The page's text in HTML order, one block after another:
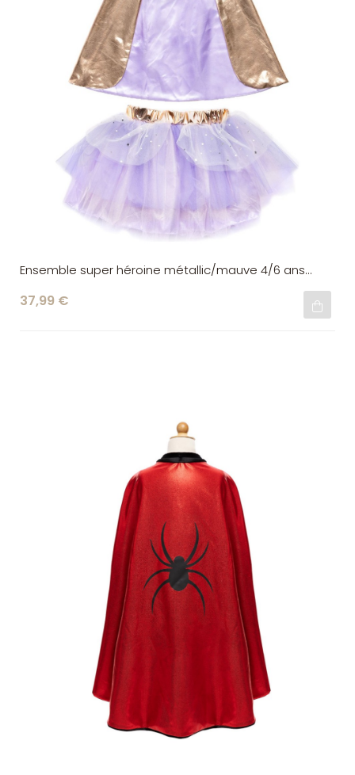
Ensemble super héroine métallic/mauve 4/6 ans
37,99 €